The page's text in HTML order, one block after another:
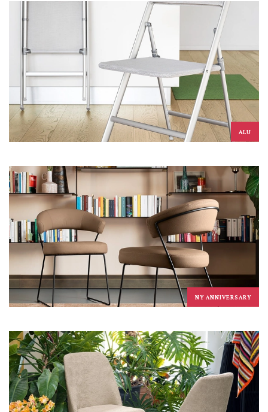
ALU
NY ANNIVERSARY